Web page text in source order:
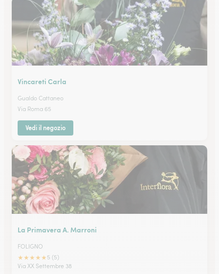
Vincareti Carla
Gualdo Cattaneo
Via Roma 65
Vedi il negozio
La Primavera A. Marroni
FOLIGNO
★★★★★ 5 (5)
Via XX Settembre 38